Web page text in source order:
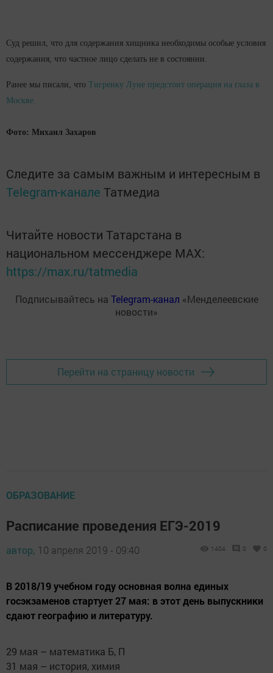
Суд решил, что для содержания хищника необходимы особые условия
содержания, что частное лицо сделать не в состоянии.
Ранее мы писали, что Тигренку Луне предстоит операция на глаза в
Москве.
Фото: Михаил Захаров
Следите за самым важным и интересным в
Telegram-канале Татмедиа
Читайте новости Татарстана в
национальном мессенджере MАХ:
https://max.ru/tatmedia
Подписывайтесь на Telegram-канал «Менделеевские
новости»
Перейти на страницу новости
ОБРАЗОВАНИЕ
Расписание проведения ЕГЭ-2019
автор, 10 апреля 2019 - 09:40 1404 0 0
В 2018/19 учебном году основная волна единых
госэкзаменов стартует 27 мая: в этот день выпускники
сдают географию и литературу.
29 мая – математика Б, П
31 мая – история, химия